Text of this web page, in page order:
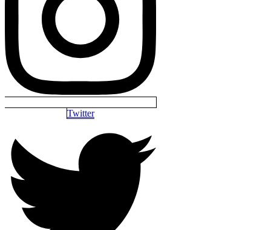
Twitter